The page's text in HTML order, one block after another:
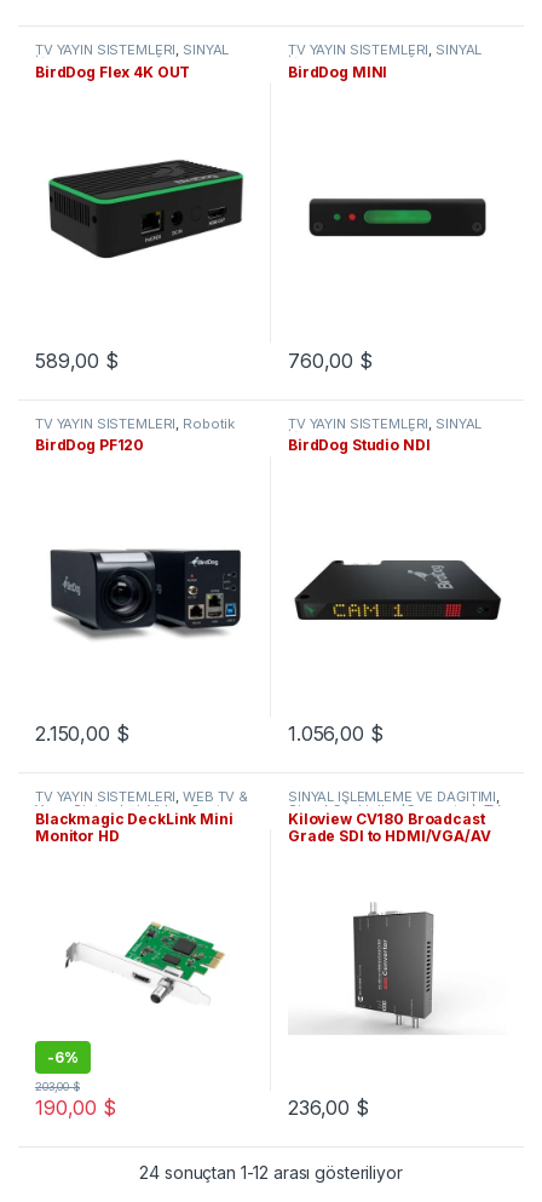
TV YAYIN SİSTEMLERİ, SİNYAL
İŞLEMLEME VE DAĞITIMI
Ürünler
BirdDog Flex 4K OUT
589,00 $
TV YAYIN SİSTEMLERİ, SİNYAL
İŞLEMLEME VE DAĞITIMI
Ürünler
BirdDog MINI
760,00 $
TV YAYIN SİSTEMLERİ Robotik
Kameralar
BirdDog PF120
2.150,00 $
TV YAYIN SİSTEMLERİ SİNYAL
İŞLEMLEME VE DAĞITIMI
Ürünler
BirdDog Studio NDI
1.056,00 $
TV YAYIN SİSTEMLERİ,WEB TV &
Yayın Sistemleri Video Capture
Kartları
Blackmagic DeckLink Mini
Monitor HD
-6%
190,00 $
203,00$
SİNYAL İŞLEMLEME VE DAĞITIMI,
Sinyal Çeviriciler (Converter) ,TV
YAYIN SİSTEMLERİ
Kiloview CV180 Broadcast
Grade SDI to HDMI/VGA/AV
236,00 $
24 sonuçtan 1-12 arası gösteriliyor